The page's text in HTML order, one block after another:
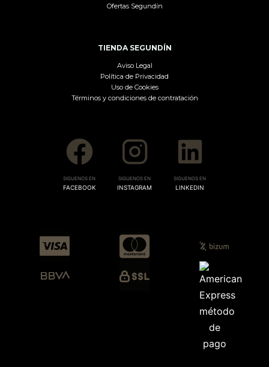
Ofertas Segundín
TIENDA SEGUNDÍN
Aviso Legal
Política de Privacidad
Uso de Cookies
Términos y condiciones de contratación
SIGUENOS EN
FACEBOOK
SIGUENOS EN
INSTAGRAM
SIGUENOS EN
LINKEDIN